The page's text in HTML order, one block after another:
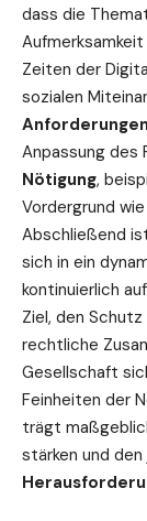
dass die
Zeiten der
sozialen
Anforderungen
Anpassung des
Nötigung,
Vordergrund
Abschließend
sich in ein
kontinuierlich
Ziel, den
rechtliche
Gesellschaft
Feinheiten der
trägt
stärken und